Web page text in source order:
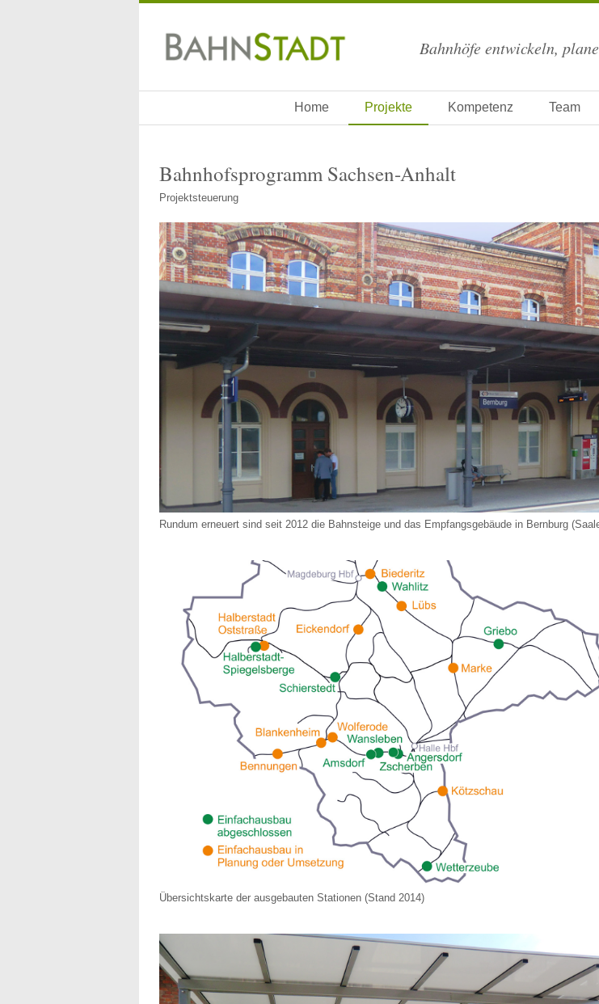
Bahnhöfe entwickeln,
Navigation
Home
Projekte Kompetenz Team
Bahnhofsprogramm Sachsen-Anhalt
Projektsteuerung
Rundum erneuert sind seit 2012 die Bahnsteige und das Empfangsgebäude in Bernburg
Übersichtskarte der ausgebauten Stationen (Stand 2014)